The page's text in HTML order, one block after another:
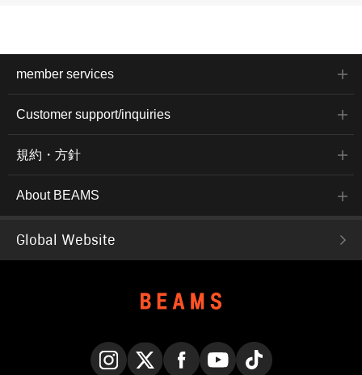
member services
Customer support/inquiries
規約・方針
About BEAMS
Global Website